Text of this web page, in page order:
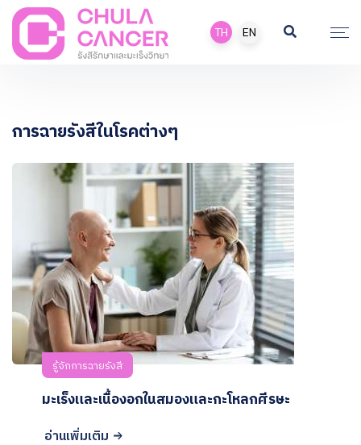
TH EN
การฉายรังสีในโรคต่างๆ
รู้จักการฉายรังสี
มะเร็งและเนื้องอกในสมองและกะโหลกศีรษะ
อ่านเพิ่มเติม